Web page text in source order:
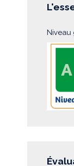
Niveau